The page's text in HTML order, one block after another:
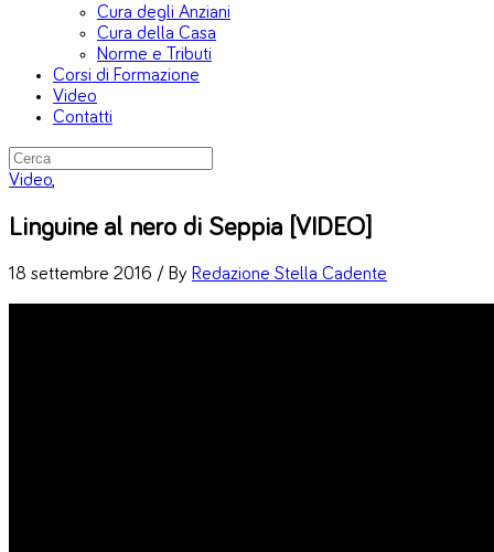
Cura degli Anziani
Cura della Casa
Norme e Tributi
Corsi di Formazione
Video
Contatti
Video,
Linguine al nero di Seppia [VIDEO]
18 settembre 2016 / By Redazione Stella Cadente